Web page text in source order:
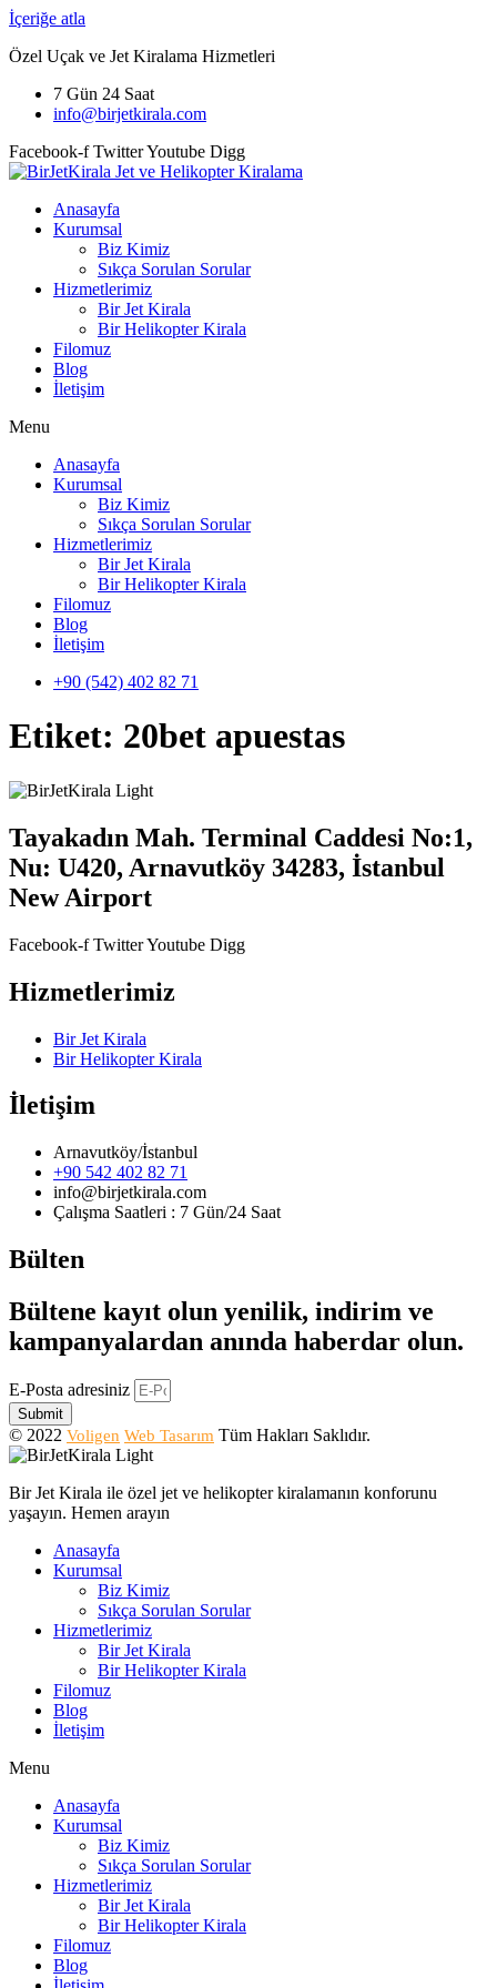
İçeriğe atla
Özel Uçak ve Jet Kiralama Hizmetleri
7 Gün 24 Saat
info@birjetkirala.com
Facebook-f TwitterYoutube Digg
Anasayfa
Kurumsal
Biz Kimiz
Sıkça Sorulan Sorular
Hizmetlerimiz
Bir Jet Kirala
Bir Helikopter Kirala
Filomuz
Blog
İletişim
Menu
Anasayfa
Kurumsal
Biz Kimiz
Sıkça Sorulan Sorular
Hizmetlerimiz
Bir Jet Kirala
Bir Helikopter Kirala
Filomuz
Blog
İletişim
+90 (542) 402 82 71
Etiket: 20bet apuestas
Tayakadın Mah. Terminal Caddesi No:1,
Nu: U420, Arnavutköy 34283, İstanbul
New Airport
Facebook-f TwitterYoutube Digg
Hizmetlerimiz
Bir Jet Kirala
Bir Helikopter Kirala
İletişim
Arnavutköy/İstanbul
+90 542 402 82 71
info@birjetkirala.com
Çalışma Saatleri : 7 Gün/24 Saat
Bülten
Bültene kayıt olun yenilik, indirim ve
kampanyalardan anında haberdar olun.
E-Posta adresiniz
Submit
© 2022 Voligen Web Tasarım Tüm Hakları Saklıdır.
Bir Jet Kirala ile özel jet ve helikopter kiralamanın konforunu
yaşayın. Hemen arayın
Anasayfa
Kurumsal
Biz Kimiz
Sıkça Sorulan Sorular
Hizmetlerimiz
Bir Jet Kirala
Bir Helikopter Kirala
Filomuz
Blog
İletişim
Menu
Anasayfa
Kurumsal
Biz Kimiz
Sıkça Sorulan Sorular
Hizmetlerimiz
Bir Jet Kirala
Bir Helikopter Kirala
Filomuz
Blog